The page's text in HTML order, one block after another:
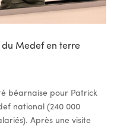
Medef en terre
béarnaise pour Patrick
national (240 000
Après une visite